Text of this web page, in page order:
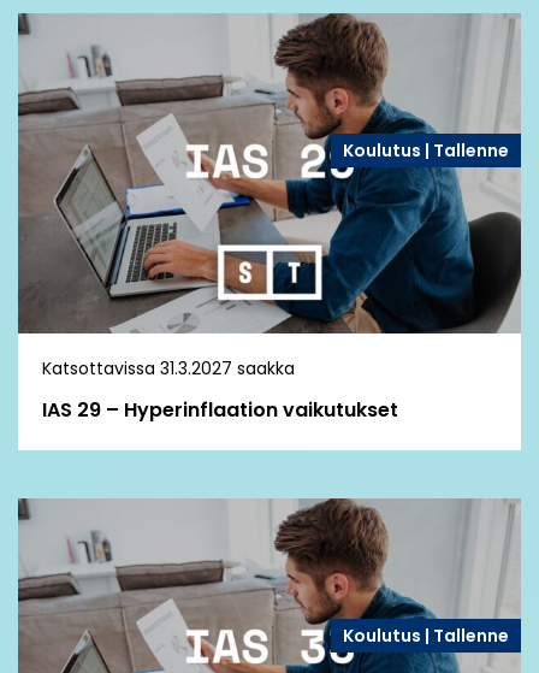
Koulutus | Tallenne
Katsottavissa 31.3.2027 saakka
IAS 29 – Hyperinflaation vaikutukset
Koulutus | Tallenne